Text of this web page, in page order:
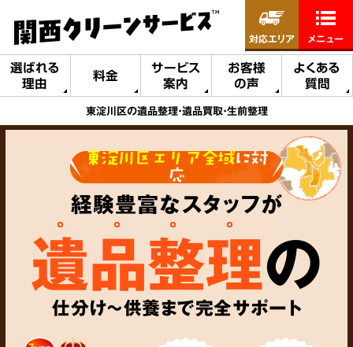
選ばれる
理由
料金
サービス
案内
お客様
の声
よくある
質問
対応エリア メニュー
東淀川区の遺品整理・遺品買取・生前整理
東淀川区エリア全域に対
応
経験豊富なスタッフが
遺品整理の
仕分け～供養まで完全サポート